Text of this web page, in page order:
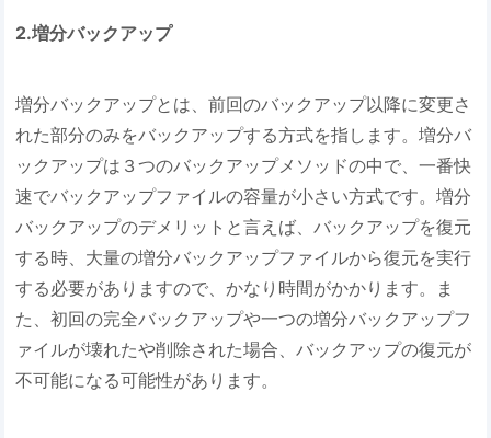
2.増分バックアップ
増分バックアップとは、前回のバックアップ以降に変更さ
れた部分のみをバックアップする方式を指します。増分バ
ックアップは３つのバックアップメソッドの中で、一番快
速でバックアップファイルの容量が小さい方式です。増分
バックアップのデメリットと言えば、バックアップを復元
する時、大量の増分バックアップファイルから復元を実行
する必要がありますので、かなり時間がかかります。ま
た、初回の完全バックアップや一つの増分バックアップフ
ァイルが壊れたや削除された場合、バックアップの復元が
不可能になる可能性があります。